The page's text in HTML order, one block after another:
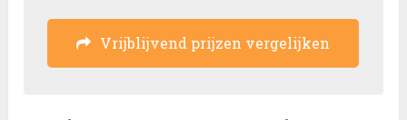
Vrijblijvend prijzen vergelijken